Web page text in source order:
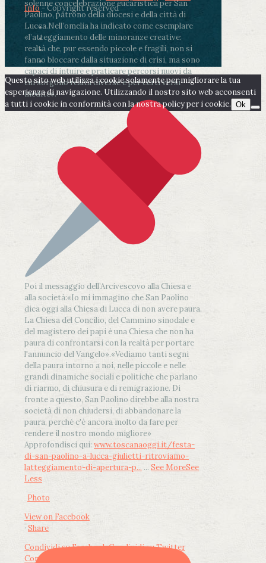
solenne concelebrazione eucaristica per San
Paolino, patrono della diocesi e della città di
Lucca.Nell’omelia ha indicato come esemplare
«l’atteggiamento delle minoranze creative:
realtà che, pur essendo piccole e fragili, non si
fanno bloccare dalla situazione di crisi, ma sono
capaci di intuire e praticare percorsi nuovi da
cui sorgono realtà diverse e per certi versi
inedite».
Poi il messaggio dell’Arcivescovo alla Chiesa e
alla società:«Io mi immagino che San Paolino
dica oggi alla Chiesa di Lucca di non avere paura.
La Chiesa del Concilio, del Cammino sinodale e
del magistero dei papi è una Chiesa che non ha
paura di confrontarsi con la realtà per portare
l'annuncio del Vangelo».«Vediamo tanti segni
della paura intorno a noi, nelle piccole e nelle
grandi dinamiche sociali e politiche che parlano
di riarmo, di chiusura e di remigrazione. Di
fronte a questo, San Paolino direbbe alla nostra
società di non chiudersi, di abbandonare la
paura, perché c'è ancora molto da fare per
rendere il nostro mondo migliore»
Approfondisci qui: www.toscanaoggi.it/festa-
di-san-paolino-a-lucca-giulietti-ritroviamo-
latteggiamento-di-apertura-p... ... See MoreSee
Less
Photo
View on Facebook
· Share
Condividi su FacebookCondividi su Twitter
Condividi su LinkedIn
Info- Copyright reserved
Questo sito web utilizza i cookie solamente per migliorare la tua
esperienza di navigazione. Utilizzando il nostro sito web acconsenti
a tutti i cookie in conformità con la nostra policy per i cookie. Ok